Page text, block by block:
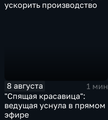
ускорить производство
8 августа
1 мин
"Спящая красавица":
ведущая уснула в прямом
эфире